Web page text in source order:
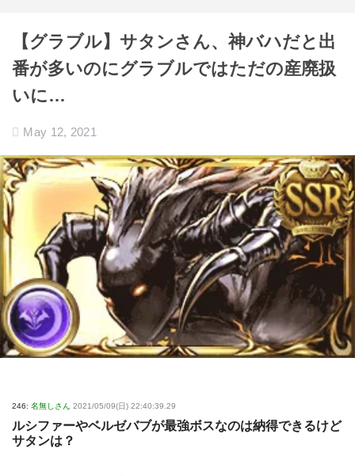
【グラブル】サタンさん、神バハだと出
番が多いのにグラブルではただの産廃扱
いに…
May 12, 2021
246: 名無しさん 2021/05/09(日) 22:40:39.29
ルシファーやベルゼバブが最強ボスなのは納得できるけど
サタンは？